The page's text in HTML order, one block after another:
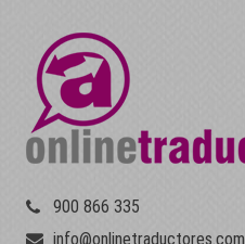
900 866 335
info@onlinetraductores.com